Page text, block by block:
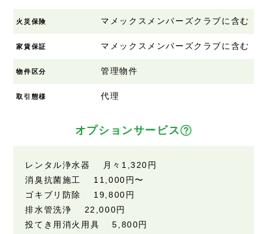
火災保険 マメックスメンバーズクラブに含む
家賃保証 マメックスメンバーズクラブに含む
物件区分 管理物件
取引態様 代理
オプションサービス
レンタル浄水器 月々 1,320円
消臭抗菌施工 11,000円 〜
ゴキブリ防除 19,800円
排水管洗浄 22,000円
投てき用消火用具5,800円